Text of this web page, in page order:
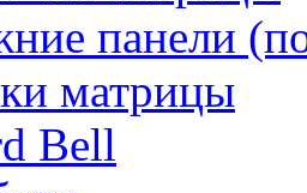
панели
матрицы
Bell